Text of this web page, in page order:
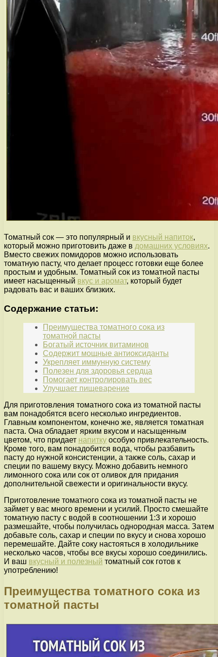
Томатный сок — это популярный и вкусный напиток,
который можно приготовить даже в домашних условиях.
Вместо свежих помидоров можно использовать
томатную пасту, что делает процесс готовки еще более
простым и удобным. Томатный сок из томатной пасты
имеет насыщенный вкус и аромат, который будет
радовать вас и ваших близких.
Содержание статьи:
Преимущества томатного сока из
томатной пасты
Богатый источник витаминов
Содержит мощные антиоксиданты
Укрепляет иммунную систему
Полезен для здоровья сердца
Помогает контролировать вес
Улучшает пищеварение
Для приготовления томатного сока из томатной пасты
вам понадобятся всего несколько ингредиентов.
Главным компонентом, конечно же, является томатная
паста. Она обладает ярким вкусом и насыщенным
цветом, что придает напитку особую привлекательность.
Кроме того, вам понадобится вода, чтобы разбавить
пасту до нужной консистенции, а также соль, сахар и
специи по вашему вкусу. Можно добавить немного
лимонного сока или сок от оливок для придания
дополнительной свежести и оригинальности вкусу.
Приготовление томатного сока из томатной пасты не
займет у вас много времени и усилий. Просто смешайте
томатную пасту с водой в соотношении 1:3 и хорошо
размешайте, чтобы получилась однородная масса. Затем
добавьте соль, сахар и специи по вкусу и снова хорошо
перемешайте. Дайте соку настояться в холодильнике
несколько часов, чтобы все вкусы хорошо соединились.
И ваш вкусный и полезный томатный сок готов к
употреблению!
Преимущества томатного сока из
томатной пасты